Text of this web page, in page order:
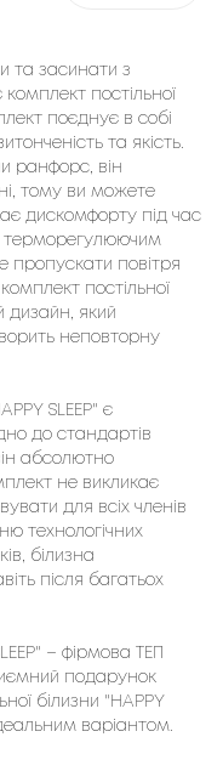
та засинати з
постільної
поєднує в собі
та якість.
ранфорс, він
тому ви можете
дискомфорту під час
терморегулюючим
пропускати повітря
постільної
дизайн, який
неповторну
SLEEP" є
до стандартів
абсолютно
не викликає
для всіх членів
технологічних
білизна
після багатьох
– фірмовa ТЕП
подарунок
білизни "HAPPY
варіантом.